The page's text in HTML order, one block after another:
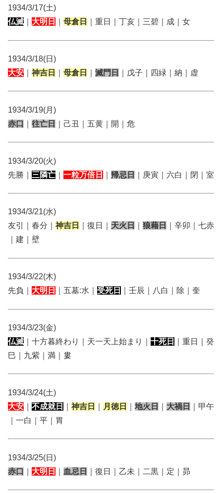
1934/3/17(土)
仏滅
大明日 母倉日 ｜重日｜丁亥｜三碧｜成｜女
1934/3/18(日)
大安
神吉日 母倉日 滅門日 ｜戊子｜四緑｜納｜虚
1934/3/19(月)
赤口
往亡日 ｜己丑｜五黄｜開｜危
1934/3/20(火)
先勝｜ 三隣亡 一粒万倍日 帰忌日 ｜庚寅｜六白｜閉｜室
1934/3/21(水)
友引｜春分｜ 神吉日 ｜復日｜ 天火日 狼藉日
｜辛卯｜七赤
｜建｜壁
1934/3/22(木)
先負｜ 大明日 ｜五墓:水｜ 受死日 ｜壬辰｜八白｜除｜奎
1934/3/23(金)
仏滅 ｜十方暮終わり｜天一天上始まり｜ 十死日
｜重日｜癸
巳｜九紫｜満｜婁
1934/3/24(土)
大安
不成就日 神吉日 月徳日 地火日 大禍日
｜甲午
｜一白｜平｜胃
1934/3/25(日)
赤口
大明日 血忌日 ｜復日｜乙未｜二黒｜定｜昴